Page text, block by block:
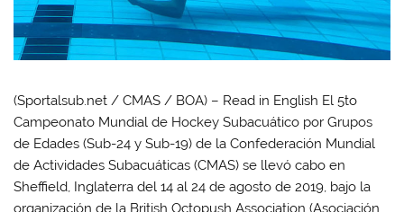
(Sportalsub.net / CMAS / BOA) – Read in English El 5to
Campeonato Mundial de Hockey Subacuático por Grupos
de Edades (Sub-24 y Sub-19) de la Confederación Mundial
de Actividades Subacuáticas (CMAS) se llevó cabo en
Sheffield, Inglaterra del 14 al 24 de agosto de 2019, bajo la
organización de la British Octopush Association (Asociación